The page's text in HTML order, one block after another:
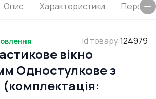
Опис Характеристики
id товару:124979
вікно
Одностулкове з